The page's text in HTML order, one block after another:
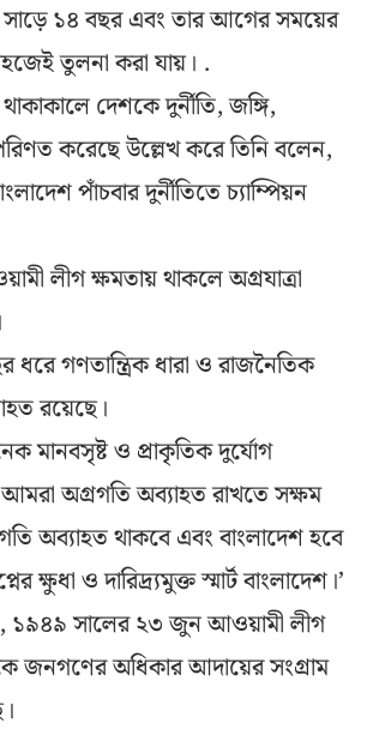
সাড়ে ১৪ বছর এবং তার আগের সময়ের
তুলনা করা যায়। .
দেশকে দুর্নীতি, জঙ্গি,
করেছে উল্লেখ করে তিনি বলেন,
পাঁচবার দুর্নীতিতে চ্যাম্পিয়ন
লীগ ক্ষমতায় থাকলে অগ্রযাত্রা
গণতান্ত্রিক ধারা ও রাজনৈতিক
রয়েছে।
মানবসৃষ্ট ও প্রাকৃতিক দুর্যোগ
অগ্রগতি অব্যাহত রাখতে সক্ষম
অব্যাহত থাকবে এবং বাংলাদেশ হবে
ক্ষুধা ও দারিদ্র্যমুক্ত স্মার্ট বাংলাদেশ।’
১৯৪৯ সালের ২৩ জুন আওয়ামী লীগ
জনগণের অধিকার আদায়ের সংগ্রাম